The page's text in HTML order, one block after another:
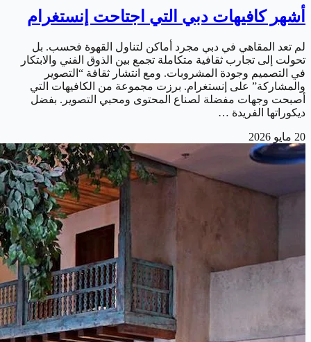
أشهر كافيهات دبي التي اجتاحت إنستغرام
لم تعد المقاهي في دبي مجرد أماكن لتناول القهوة فحسب. بل
تحولت إلى تجارب ثقافية متكاملة تجمع بين الذوق الفني والابتكار
في التصميم وجودة المشروبات. ومع انتشار ثقافة “التصوير
والمشاركة” على إنستغرام. برزت مجموعة من الكافيهات التي
أصبحت وجهات مفضلة لصناع المحتوى ومحبي التصوير. بفضل
ديكوراتها الفريدة …
20 مايو 2026